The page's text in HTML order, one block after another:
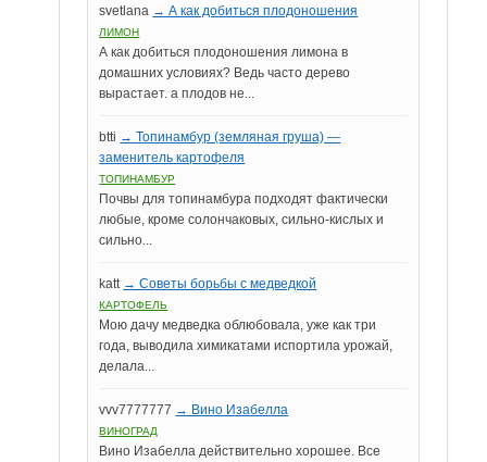
svetlana → А как добиться плодоношения
ЛИМОН
А как добиться плодоношения лимона в
домашних условиях? Ведь часто дерево
вырастает. а плодов не...
btti → Топинамбур (земляная груша) —
заменитель картофеля
ТОПИНАМБУР
Почвы для топинамбура подходят фактически
любые, кроме солончаковых, сильно-кислых и
сильно...
katt → Советы борьбы с медведкой
КАРТОФЕЛЬ
Мою дачу медведка облюбовала, уже как три
года, выводила химикатами испортила урожай,
делала...
vvv7777777 → Вино Изабелла
ВИНОГРАД
Вино Изабелла действительно хорошее. Все